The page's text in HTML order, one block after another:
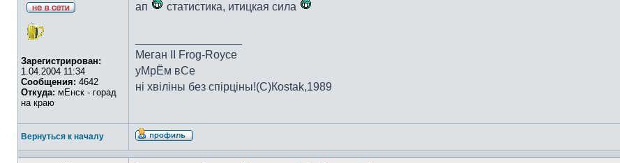
Зарегистрирован:
1.04.2004 11:34
Сообщения: 4642
Откуда: мЕнск - горад
на краю
ап статистика, итицкая сила
Меган II Frog-Royce
уМрЁм вСе
ні хвіліны без спірціны!(C)Коstak,1989
Вернуться к началу